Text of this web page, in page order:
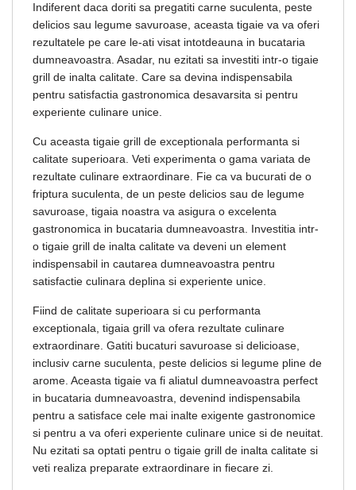
Indiferent daca doriti sa pregatiti carne suculenta, peste
delicios sau legume savuroase, aceasta tigaie va va oferi
rezultatele pe care le-ati visat intotdeauna in bucataria
dumneavoastra. Asadar, nu ezitati sa investiti intr-o tigaie
grill de inalta calitate. Care sa devina indispensabila
pentru satisfactia gastronomica desavarsita si pentru
experiente culinare unice.
Cu aceasta tigaie grill de exceptionala performanta si
calitate superioara. Veti experimenta o gama variata de
rezultate culinare extraordinare. Fie ca va bucurati de o
friptura suculenta, de un peste delicios sau de legume
savuroase, tigaia noastra va asigura o excelenta
gastronomica in bucataria dumneavoastra. Investitia intr-
o tigaie grill de inalta calitate va deveni un element
indispensabil in cautarea dumneavoastra pentru
satisfactie culinara deplina si experiente unice.
Fiind de calitate superioara si cu performanta
exceptionala, tigaia grill va ofera rezultate culinare
extraordinare. Gatiti bucaturi savuroase si delicioase,
inclusiv carne suculenta, peste delicios si legume pline de
arome. Aceasta tigaie va fi aliatul dumneavoastra perfect
in bucataria dumneavoastra, devenind indispensabila
pentru a satisface cele mai inalte exigente gastronomice
si pentru a va oferi experiente culinare unice si de neuitat.
Nu ezitati sa optati pentru o tigaie grill de inalta calitate si
veti realiza preparate extraordinare in fiecare zi.